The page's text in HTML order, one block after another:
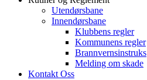
Utendørsbane
Innendørsbane
Klubbens regler
Kommunens regler
Brannvernsinstruks
Melding om skade
Kontakt Oss